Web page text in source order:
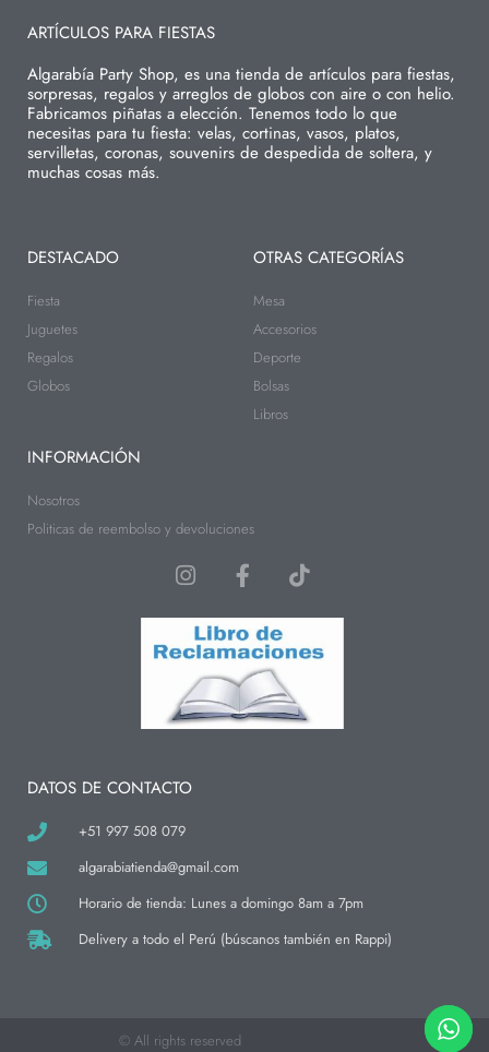
ARTÍCULOS PARA FIESTAS
Algarabía Party Shop, es una tienda de artículos para fiestas,
sorpresas, regalos y arreglos de globos con aire o con helio.
Fabricamos piñatas a elección. Tenemos todo lo que
necesitas para tu fiesta: velas, cortinas, vasos, platos,
servilletas, coronas, souvenirs de despedida de soltera, y
muchas cosas más.
DESTACADO
Fiesta
Juguetes
Regalos
Globos
OTRAS CATEGORÍAS
Mesa
Accesorios
Deporte
Bolsas
Libros
INFORMACIÓN
Nosotros
Politicas de reembolso y devoluciones
I
s
t
a
g
r
a
F
a
c
e
b
o
o
k
T
i
k
t
o
DATOS DE CONTACTO
+51 997 508 079
algarabiatienda@gmail.com
Horario de tienda: Lunes a domingo 8am a 7pm
Delivery a todo el Perú (búscanos también en Rappi)
© All rights reserved